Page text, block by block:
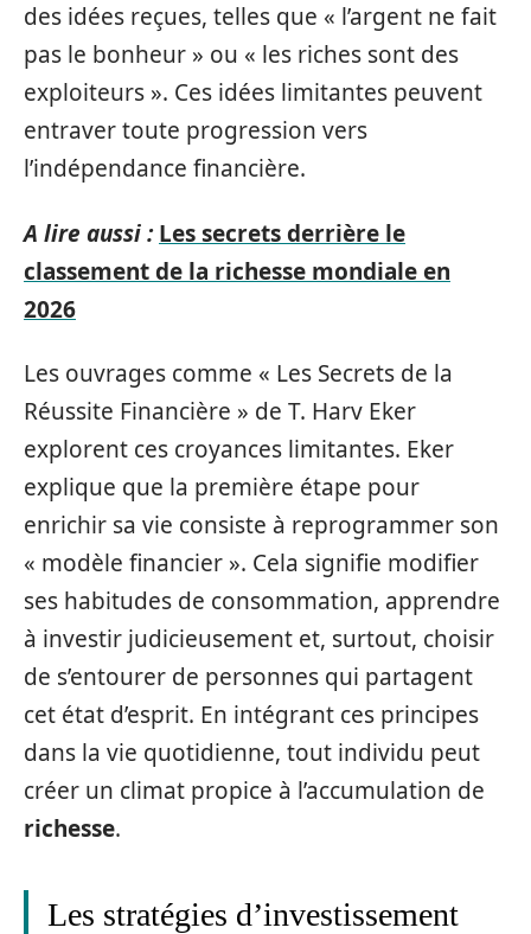
des idées reçues, telles que « l’argent ne fait
pas le bonheur » ou « les riches sont des
exploiteurs ». Ces idées limitantes peuvent
entraver toute progression vers
l’indépendance financière.
A lire aussi : Les secrets derrière le
classement de la richesse mondiale en
2026
Les ouvrages comme « Les Secrets de la
Réussite Financière » de T. Harv Eker
explorent ces croyances limitantes. Eker
explique que la première étape pour
enrichir sa vie consiste à reprogrammer son
« modèle financier ». Cela signifie modifier
ses habitudes de consommation, apprendre
à investir judicieusement et, surtout, choisir
de s’entourer de personnes qui partagent
cet état d’esprit. En intégrant ces principes
dans la vie quotidienne, tout individu peut
créer un climat propice à l’accumulation de
richesse.
Les stratégies d’investissement